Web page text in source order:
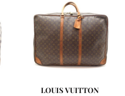
LOUIS VUITTON